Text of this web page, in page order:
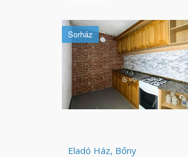
Sorház
Eladó Ház, Bőny